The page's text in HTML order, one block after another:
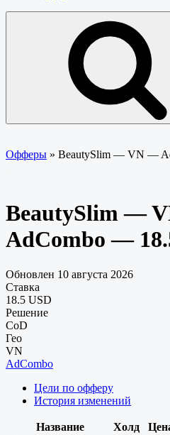
Офферы » BeautySlim — VN —
BeautySlim —
AdCombo —
Обновлен 10 августа 2026
Ставка
18.5 USD
Решение
CoD
Гео
VN
AdCombo
Цели по офферу
История изменений
Название Холд